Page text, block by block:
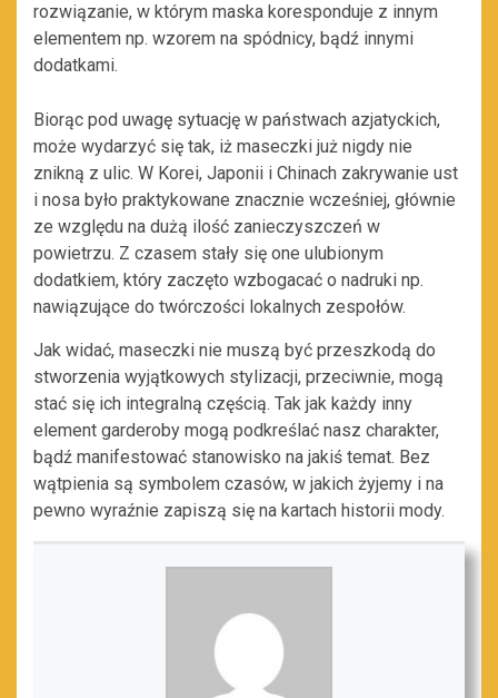
rozwiązanie, w którym maska koresponduje z innym
elementem np. wzorem na spódnicy, bądź innymi
dodatkami.
Biorąc pod uwagę sytuację w państwach azjatyckich,
może wydarzyć się tak, iż maseczki już nigdy nie
znikną z ulic. W Korei, Japonii i Chinach zakrywanie ust
i nosa było praktykowane znacznie wcześniej, głównie
ze względu na dużą ilość zanieczyszczeń w
powietrzu. Z czasem stały się one ulubionym
dodatkiem, który zaczęto wzbogacać o nadruki np.
nawiązujące do twórczości lokalnych zespołów.
Jak widać, maseczki nie muszą być przeszkodą do
stworzenia wyjątkowych stylizacji, przeciwnie, mogą
stać się ich integralną częścią. Tak jak każdy inny
element garderoby mogą podkreślać nasz charakter,
bądź manifestować stanowisko na jakiś temat. Bez
wątpienia są symbolem czasów, w jakich żyjemy i na
pewno wyraźnie zapiszą się na kartach historii mody.